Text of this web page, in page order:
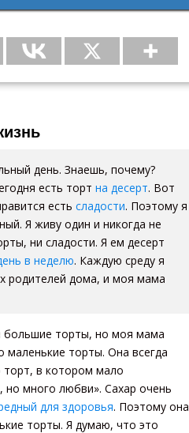
день. Знаешь, почему?
есть торт на десерт. Вот
есть сладости. Поэтому я
Я живу один и никогда не
ни сладости. Я ем десерт
в неделю. Каждую среду я
родителей дома, и моя мама
большие торты, но моя мама
маленькие торты. Она всегда
торт, в котором мало
но много любви». Сахар очень
для здоровья. Поэтому она
торты. Я думаю, что это